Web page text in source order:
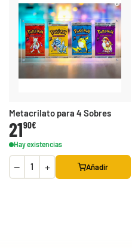
Metacrilato para 4 Sobres
2190€
Hay existencias
− + Añadir